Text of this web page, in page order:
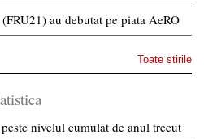
au debutat pe piata AeRO
Toate stirile
nivelul cumulat de anul trecut